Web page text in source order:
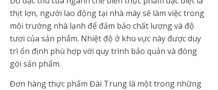
thịt lợn, người lao động tại nhà máy sẽ làm việc trong
môi trường nhà lạnh để đảm bảo chất lượng và độ
tươi của sản phẩm. Nhiệt độ ở khu vực này được duy
trì ổn định phù hợp với quy trình bảo quản và đóng
gói sản phẩm.
Đơn hàng thực phẩm Đài Trung là một trong những